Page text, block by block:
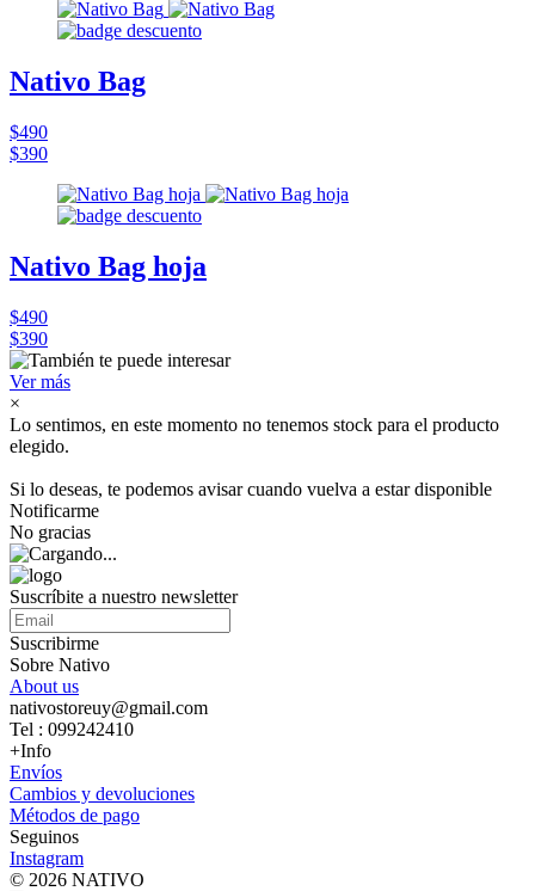
Nativo Bag
$490
$390
Nativo Bag hoja
$490
$390
Ver más
×
Lo sentimos, en este momento no tenemos stock para el producto
elegido.
Si lo deseas, te podemos avisar cuando vuelva a estar disponible
Notificarme
No gracias
Suscríbite a nuestro newsletter
Suscribirme
Sobre Nativo
About us
nativostoreuy@gmail.com
Tel : 099242410
+Info
Envíos
Cambios y devoluciones
Métodos de pago
Seguinos
Instagram
© 2026 NATIVO